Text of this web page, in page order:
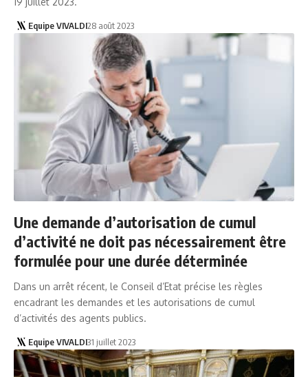
Equipe VIVALDI28 août 2023
Une demande d’autorisation de cumul
d’activité ne doit pas nécessairement être
formulée pour une durée déterminée
Dans un arrêt récent, le Conseil d’Etat précise les règles
encadrant les demandes et les autorisations de cumul
d’activités des agents publics.
Equipe VIVALDI31 juillet 2023